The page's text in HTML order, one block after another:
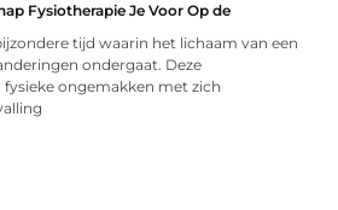
Fysiotherapie Je Voor Op de
tijd waarin het lichaam van een
ondergaat. Deze
ongemakken met zich